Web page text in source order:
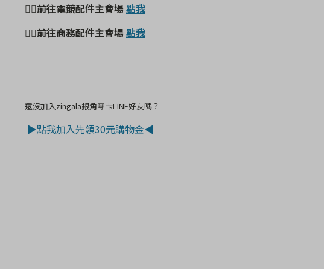
👉🏻前往電競配件主會場點我
👉🏻前往商務配件主會場點我
-----------------------------
還沒加入zingala銀角零卡LINE好友嗎？
▶點我加入先領30元購物金◀